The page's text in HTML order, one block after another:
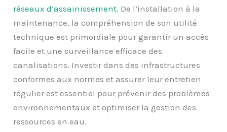
réseaux d’assainissement. De l’installation à la
maintenance, la compréhension de son utilité
technique est primordiale pour garantir un accès
facile et une surveillance efficace des
canalisations. Investir dans des infrastructures
conformes aux normes et assurer leur entretien
régulier est essentiel pour prévenir des problèmes
environnementaux et optimiser la gestion des
ressources en eau.